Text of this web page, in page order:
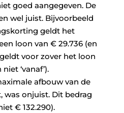
goed aangegeven. De
wel juist. Bijvoorbeeld
geldt het
loon van € 29.736 (en
voor zover het loon
‘vanaf’).
afbouw van de
was onjuist. Dit bedrag
€ 132.290).